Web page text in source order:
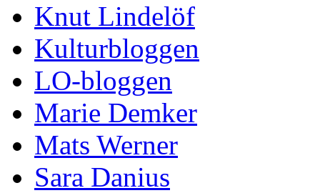
Knut Lindelöf
Kulturbloggen
LO-bloggen
Marie Demker
Mats Werner
Sara Danius